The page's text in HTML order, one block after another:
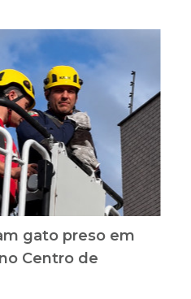
gato preso em
Centro de